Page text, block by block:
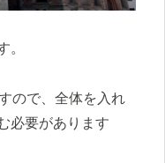
。
ので、全体を入れ
必要があります